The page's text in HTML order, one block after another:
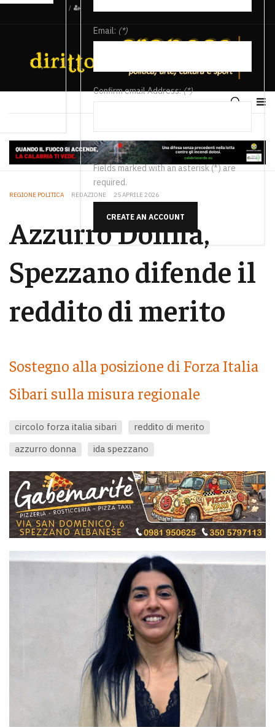
/
Email: (*)
Confirm email Address:(*)
Fields marked with an asterisk (*) are
required.
CREATE AN ACCOUNT
REGIONE POLITICA REDAZIONE 25 APRILE 2026
Azzurro Donna,
Spezzano difende il
reddito di merito
Sostegno alla posizione di Forza Italia
Sibari sulla misura regionale
circolo forza italia sibari
reddito di merito
azzurro donna
ida spezzano